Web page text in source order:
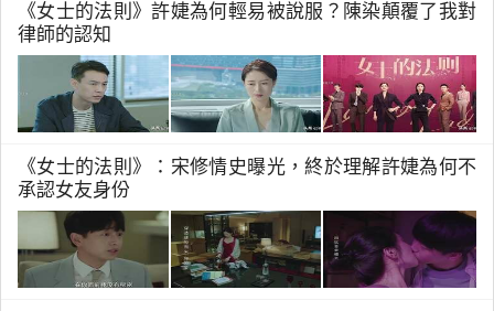
《女士的法則》許婕為何輕易被說服？陳染顛覆了我對
律師的認知
《女士的法則》：宋修情史曝光，終於理解許婕為何不
承認女友身份